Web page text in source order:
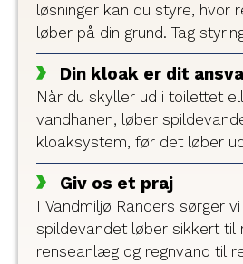
løsninger kan du styre, hvor
løber på din grund. Tag
og brug regnvandet aktivt
der sparer dig penge og
Din kloak er dit
Når du skyller ud i toilettet
vandhanen, løber
kloaksystem, før det løber
kloaksystem. Du har derfor
kloaksystem at vedligeholde.
med at kende dit ansvar.
Giv os et praj
I Vandmiljø Randers sørger
spildevandet løber sikkert til
renseanlæg og regnvand til